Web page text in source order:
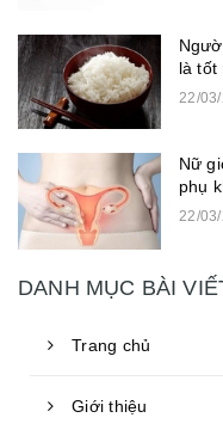
là tốt
22/
Nữ
phụ
22/
DANH MỤC BÀI
Trang chủ
Giới thiệu